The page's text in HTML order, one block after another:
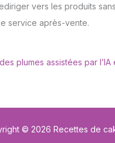
vers les produits
service après-vente.
plumes assistées par
© 2026 Recettes de